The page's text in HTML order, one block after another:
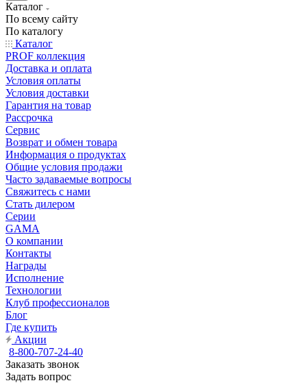
Каталог
По всему сайту
По каталогу
Каталог
PROF коллекция
Доставка и оплата
Условия оплаты
Условия доставки
Гарантия на товар
Рассрочка
Сервис
Возврат и обмен товара
Информация о продуктах
Общие условия продажи
Часто задаваемые вопросы
Свяжитесь с нами
Стать дилером
Серии
GAMA
О компании
Контакты
Награды
Исполнение
Технологии
Клуб профессионалов
Блог
Где купить
Акции
8-800-707-24-40
Заказать звонок
Задать вопрос